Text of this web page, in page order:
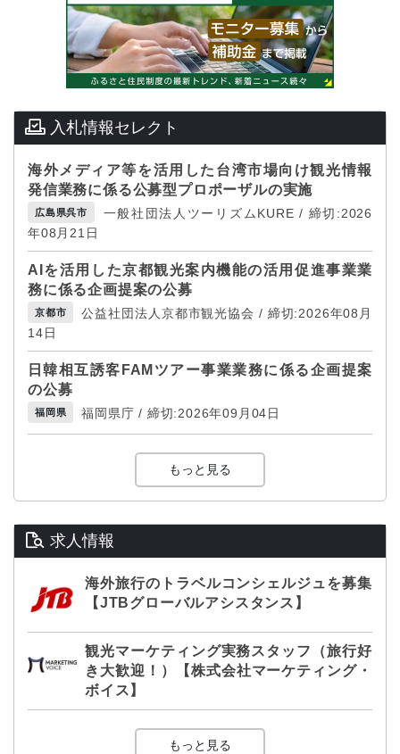
入札情報セレクト
海外メディア等を活用した台湾市場向け観光情報
発信業務に係る公募型プロポーザルの実施
広島県呉市
一般社団法人ツーリズムKURE / 締切:2026
年08月21日
AIを活用した京都観光案内機能の活用促進事業業
務に係る企画提案の公募
京都市
公益社団法人京都市観光協会 / 締切:2026年08月
14日
日韓相互誘客FAMツアー事業業務に係る企画提案
の公募
福岡県 福岡県庁 / 締切:2026年09月04日
もっと見る
求人情報
海外旅行のトラベルコンシェルジュを募集
【JTBグローバルアシスタンス】
観光マーケティング実務スタッフ（旅行好
き大歓迎！）【株式会社マーケティング・
ボイス】
もっと見る